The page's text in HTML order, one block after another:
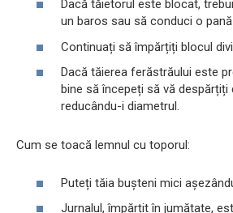
Dacă tăietorul este blocat,
un baros sau să conduci o
Continuați să împărțiți blocul
Dacă tăierea ferăstrăului este
bine să începeți să vă despărțiți
reducându-i diametrul.
Cum se toacă lemnul cu toporul:
Puteți tăia bușteni mici
Jurnalul, împărțit în jumătate,